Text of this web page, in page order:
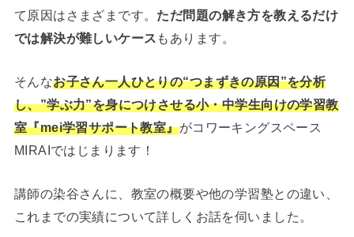
て原因はさまざまです。 ただ問題の解き方を教えるだけ
では解決が難しいケース もあります。
そんなお子さん一人ひとりの“つまずきの原因”を分析
し、”学ぶ力”を身につけさせる小・中学生向けの学習教
室『mei学習サポート教室』がコワーキングスペース
MIRAIではじまります！
講師の染谷さんに、教室の概要や他の学習塾との違い、
これまでの実績について詳しくお話を伺いました。